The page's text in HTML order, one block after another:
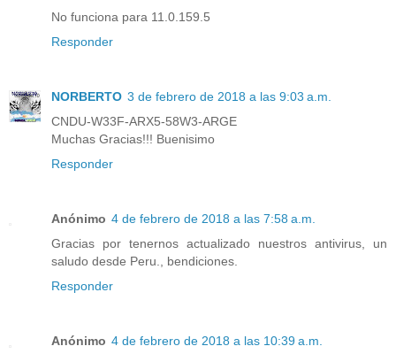
No funciona para 11.0.159.5
Responder
NORBERTO 3 de febrero de 2018 a las 9:03 a.m.
CNDU-W33F-ARX5-58W3-ARGE
Muchas Gracias!!! Buenisimo
Responder
Anónimo 4 de febrero de 2018 a las 7:58 a.m.
Gracias por tenernos actualizado nuestros antivirus, un
saludo desde Peru., bendiciones.
Responder
Anónimo 4 de febrero de 2018 a las 10:39 a.m.